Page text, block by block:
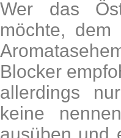
Wer das
möchte,
Blocker
allerdings
keine